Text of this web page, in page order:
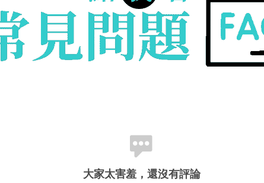
大家太害羞，還沒有評論